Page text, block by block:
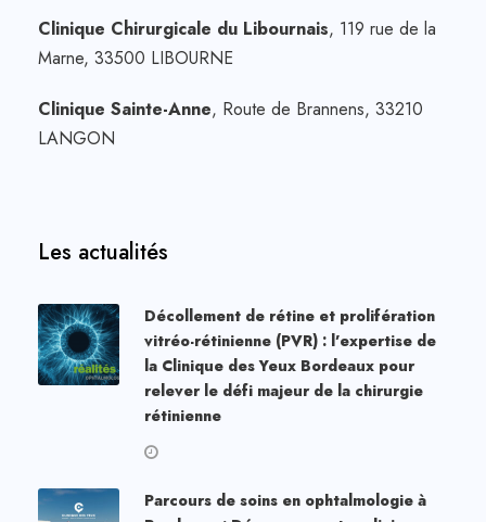
Clinique Chirurgicale du Libournais, 119 rue de la
Marne, 33500 LIBOURNE
Clinique Sainte-Anne, Route de Brannens, 33210
LANGON
Les actualités
Décollement de rétine et prolifération
vitréo-rétinienne (PVR) : l’expertise de
la Clinique des Yeux Bordeaux pour
relever le défi majeur de la chirurgie
rétinienne
Parcours de soins en ophtalmologie à